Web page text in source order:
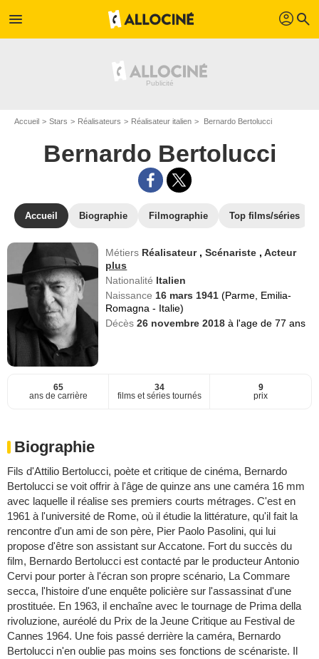
menu profil search
Accueil Stars Réalisateurs Réalisateur italien Bernardo Bertolucci
Bernardo Bertolucci
Accueil Biographie Filmographie Top films/séries
Métiers Réalisateur ,Scénariste ,Acteur
plus
Nationalité Italien
Naissance 16 mars 1941(Parme, Emilia-
Romagna - Italie)
Décès26 novembre 2018à l'age de 77 ans
65
ans de carrière
34
films et séries tournés
9
prix
Biographie
Fils d'Attilio Bertolucci, poète et critique de cinéma, Bernardo
Bertolucci se voit offrir à l'âge de quinze ans une caméra 16 mm
avec laquelle il réalise ses premiers courts métrages. C'est en
1961 à l'université de Rome, où il étudie la littérature, qu'il fait la
rencontre d'un ami de son père, Pier Paolo Pasolini, qui lui
propose d'être son assistant sur Accatone. Fort du succès du
film, Bernardo Bertolucci est contacté par le producteur Antonio
Cervi pour porter à l'écran son propre scénario, La Commare
secca, l'histoire d'une enquête policière sur l'assassinat d'une
prostituée. En 1963, il enchaîne avec le tournage de Prima della
rivoluzione, auréolé du Prix de la Jeune Critique au Festival de
Cannes 1964. Une fois passé derrière la caméra, Bernardo
Bertolucci n'en oublie pas moins ses fonctions de scénariste. Il